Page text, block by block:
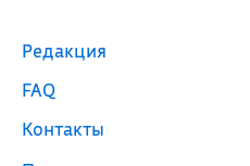
Редакция
FAQ
Контакты